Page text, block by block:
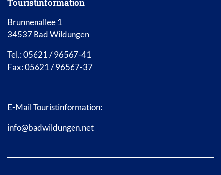
Touristinformation
Brunnenallee 1
34537 Bad Wildungen
Tel.: 05621 / 96567-41
Fax: 05621 / 96567-37
E-Mail Touristinformation:
info@badwildungen.net